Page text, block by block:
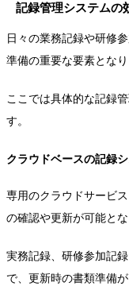
記録管理システムの
日々の業務記録や研修
準備の重要な要素となり
ここでは具体的な記録
す。
クラウドベースの記録
専用のクラウドサービ
の確認や更新が可能とな
実務記録、研修参加記
で、更新時の書類準備